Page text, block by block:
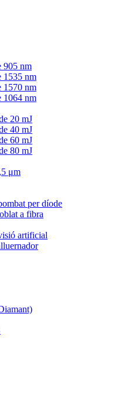
905 nm
1535 nm
1570 nm
1064 nm
20 mJ
40 mJ
60 mJ
80 mJ
μm
per díode
a fibra
artificial